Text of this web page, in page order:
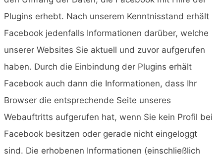
Plugins erhebt. Nach unserem Kenntnisstand erhält
Facebook jedenfalls Informationen darüber, welche
unserer Websites Sie aktuell und zuvor aufgerufen
haben. Durch die Einbindung der Plugins erhält
Facebook auch dann die Informationen, dass Ihr
Browser die entsprechende Seite unseres
Webauftritts aufgerufen hat, wenn Sie kein Profil bei
Facebook besitzen oder gerade nicht eingeloggt
sind. Die erhobenen Informationen (einschließlich